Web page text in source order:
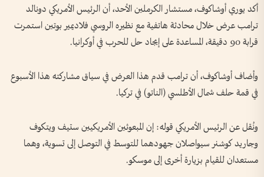
أكد يوري أوشاكوف، مستشار الكرملين الأحد، أن الرئيس الأمريكي دونالد
ترامب عرض خلال محادثة هاتفية مع نظيره الروسي فلاديمير بوتين استمرت
قرابة 90 دقيقة، المساعدة على إيجاد حل للحرب في أوكرانيا.
وأضاف أوشاكوف، أن ترامب قدم هذا العرض في سياق مشاركته هذا الأسبوع
في قمة حلف شمال الأطلسي (الناتو) في تركيا.
ونُقل عن الرئيس الأمريكي قوله: إن المبعوثين الأمريكيين ستيف ويتكوف
وجاريد كوشنر سيواصلان جهودهما للتوسط في التوصل إلى تسوية، وهما
مستعدان للقيام بزيارة أخرى إلى موسكو.